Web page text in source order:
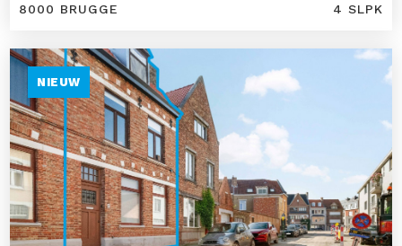
8000 BRUGGE 4 SLPK
NIEUW